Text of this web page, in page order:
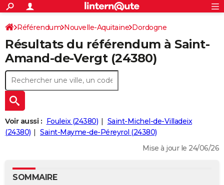
ACTUALITÉS
Politique
Société
Faits Divers
Education
Monde
Villes
+
SPORT
Coupe du monde 2026
Football
Tennis
Cyclisme
Rugby
Forum
Programme TV
TNT
Streaming
Cinéma
Sorties cinéma
Musique
+
FINANCE
Retraite
Impôts
Epargne
Immobilier
Risques naturels par ville
Banque
Assurance
Crédit
AUTO
Essais
Réserver un essai
Citadines
Berlines
SUV
Forum auto
+
HIGH-TECH
Mobiles
Meilleur smartphone
Internet
Ordinateurs
Jeux vidéo
Guide high-tech
+
BRICOLAGE
Guides de France
Escapades
Patrimoine
Expositions
Musées
Week-end nature
LIFESTYLE
S'inscrire
Connexion
Référendum Nouvelle-Aquitaine Dordogne
Saint-Amand-de-Vergt
Résultats du référendum à Saint-
Amand-de-Vergt (24380)
Voir aussi : Fouleix (24380)
Saint-Michel-de-Villadeix
(24380)
Saint-Mayme-de-Péreyrol (24380)
Mise à jour le 24/06/26
SOMMAIRE